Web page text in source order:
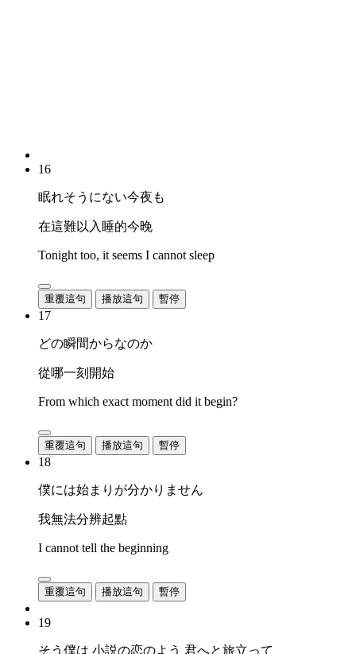
16
眠れそうにない今夜も
在這難以入睡的今晚
Tonight too, it seems I cannot sleep
重覆這句 播放這句 暫停
17
どの瞬間からなのか
從哪一刻開始
From which exact moment did it begin?
重覆這句 播放這句 暫停
18
僕には始まりが分かりません
我無法分辨起點
I cannot tell the beginning
重覆這句 播放這句 暫停
19
そう僕は 小説の恋のよう 君へと旅立って